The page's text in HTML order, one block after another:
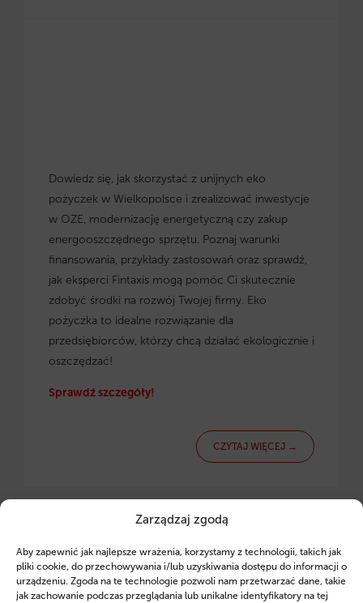
Zarządzaj zgodą
Aby zapewnić jak najlepsze wrażenia, korzystamy z technologii, takich jak
pliki cookie, do przechowywania i/lub uzyskiwania dostępu do informacji o
urządzeniu. Zgoda na te technologie pozwoli nam przetwarzać dane, takie
jak zachowanie podczas przeglądania lub unikalne identyfikatory na tej
Dowiedz się, jak skorzystać z unijnych eko
pożyczek w Wielkopolsce i zrealizować inwestycje
w OZE, modernizację energetyczną czy zakup
energooszczędnego sprzętu. Poznaj warunki
finansowania, przykłady zastosowań oraz sprawdź,
jak eksperci Fintaxis mogą pomóc Ci skutecznie
zdobyć środki na rozwój Twojej firmy. Eko
pożyczka to idealne rozwiązanie dla
przedsiębiorców, którzy chcą działać ekologicznie i
oszczędzać!
Sprawdź szczegóły!
CZYTAJ WIĘCEJ →
przedsiębiorców z regionu małopolskiego.